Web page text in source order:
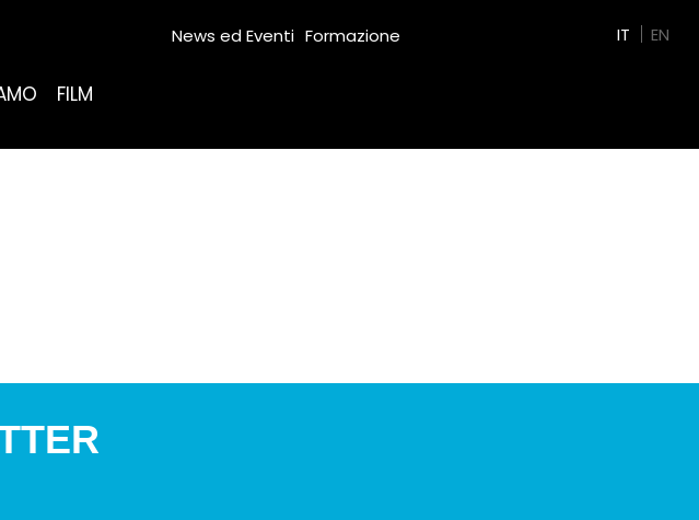
FILM
News ed Eventi Formazione IT EN